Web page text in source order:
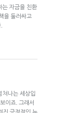
는 자금을 친환
을 둘러싸고
쳐나는 세상입
이죠. 그래서